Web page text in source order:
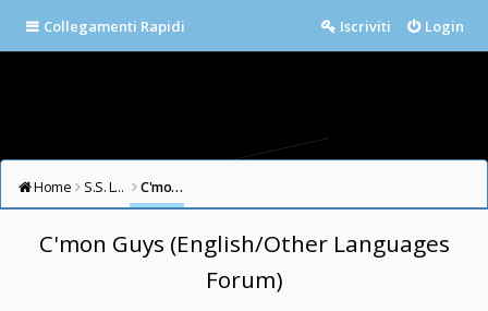
Collegamenti Rapidi Login
Iscriviti
Home S.S. LAZIO FORUM C'mon Guys (English/Other Languages Forum)
C'mon Guys (English/Other Languages
Forum)